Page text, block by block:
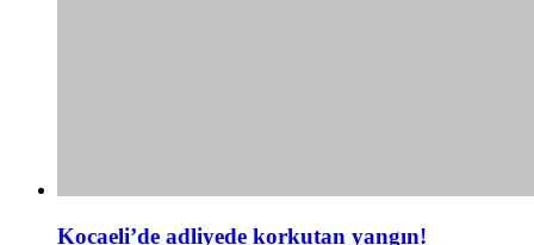
Kocaeli’de adliyede korkutan yangın!